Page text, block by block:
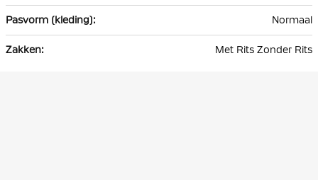
Normaal
Met Rits Zonder Rits